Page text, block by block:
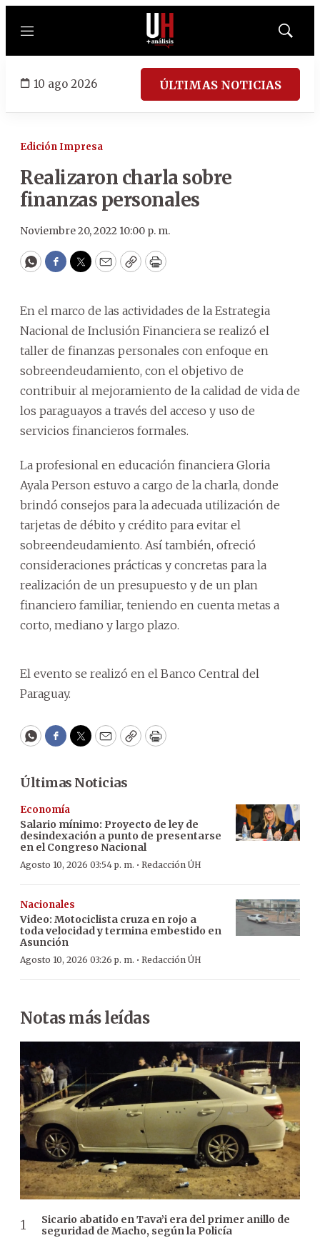
Menú
Mostrar
10 ago 2026 ÚLTIMAS NOTICIAS
Edición Impresa
Realizaron charla sobre
finanzas personales
Noviembre 20, 2022 10:00 p. m.
WhatsApp
Facebook
Twitter
EmailCopyPrint
En el marco de las actividades de la Estrategia
Nacional de Inclusión Financiera se realizó el
taller de finanzas personales con enfoque en
sobreendeudamiento, con el objetivo de
contribuir al mejoramiento de la calidad de vida de
los paraguayos a través del acceso y uso de
servicios financieros formales.
La profesional en educación financiera Gloria
Ayala Person estuvo a cargo de la charla, donde
brindó consejos para la adecuada utilización de
tarjetas de débito y crédito para evitar el
sobreendeudamiento. Así también, ofreció
consideraciones prácticas y concretas para la
realización de un presupuesto y de un plan
financiero familiar, teniendo en cuenta metas a
corto, mediano y largo plazo.
El evento se realizó en el Banco Central del
Paraguay.
WhatsApp
Facebook
Twitter
EmailCopyPrint
Últimas Noticias
Economía
Salario mínimo: Proyecto de ley de
desindexación a punto de presentarse
en el Congreso Nacional
Agosto 10, 2026 03:54 p. m. · Redacción ÚH
Nacionales
Video: Motociclista cruza en rojo a
toda velocidad y termina embestido en
Asunción
Agosto 10, 2026 03:26 p. m. · Redacción ÚH
Notas más leídas
Sicario abatido en Tava’i era del primer anillo de
seguridad de Macho, según la Policía